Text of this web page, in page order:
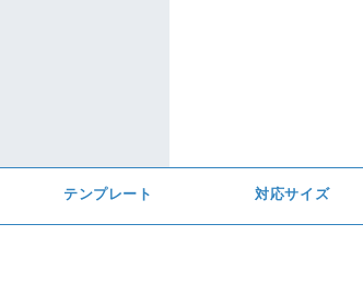
テンプレート 対応サイズ